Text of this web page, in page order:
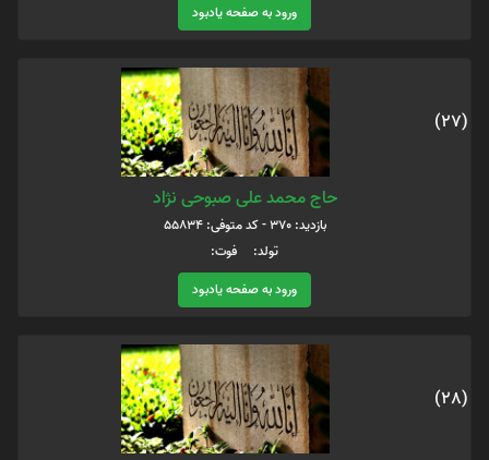
ورود به صفحه یادبود
(27)
حاج محمد علی صبوحی نژاد
بازدید: 370 - کد متوفی: 55834
تولد: فوت:
ورود به صفحه یادبود
(28)